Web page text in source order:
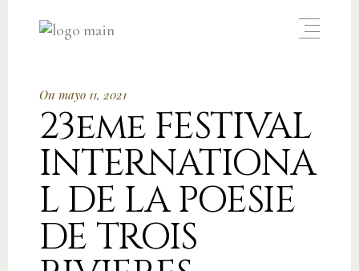
On mayo 11, 2021
23eme FESTIVAL
INTERNATIONA
L DE LA POESIE
DE TROIS